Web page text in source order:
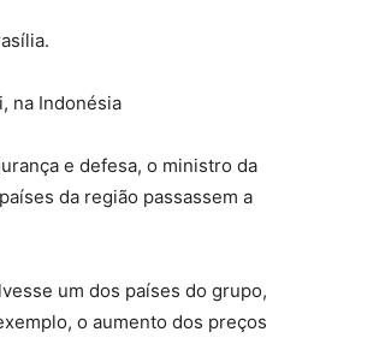
na Indonésia
e defesa, o ministro da
da região passassem a
um dos países do grupo,
o aumento dos preços